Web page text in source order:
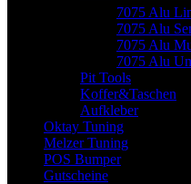
7075 Alu
7075 Alu
7075 Alu
7075 Alu
Pit Tools
Koffer&Taschen
Aufkleber
Oktay Tuning
Melzer Tuning
POS Bumper
Gutscheine